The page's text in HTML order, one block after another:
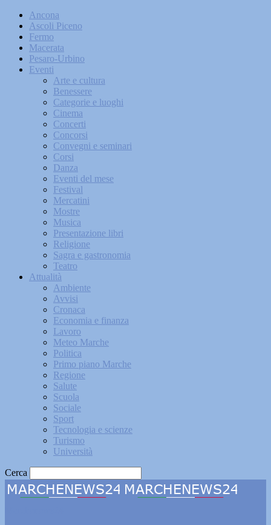
Ancona
Ascoli Piceno
Fermo
Macerata
Pesaro-Urbino
Eventi
Arte e cultura
Benessere
Categorie e luoghi
Cinema
Concerti
Concorsi
Convegni e seminari
Corsi
Danza
Eventi del mese
Festival
Mercatini
Mostre
Musica
Presentazione libri
Religione
Sagra e gastronomia
Teatro
Attualità
Ambiente
Avvisi
Cronaca
Economia e finanza
Lavoro
Meteo Marche
Politica
Primo piano Marche
Regione
Salute
Scuola
Sociale
Sport
Tecnologia e scienze
Turismo
Università
Cerca